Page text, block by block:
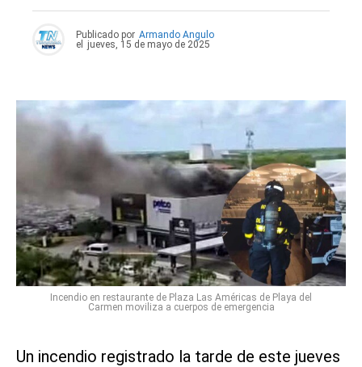
Publicado por Armando Angulo
el
jueves, 15 de mayo de 2025
Incendio en restaurante de Plaza Las Américas de Playa del
Carmen moviliza a cuerpos de emergencia
Un incendio registrado la tarde de este jueves